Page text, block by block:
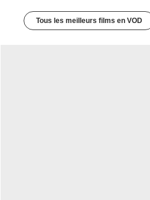
Tous les meilleurs films en VOD